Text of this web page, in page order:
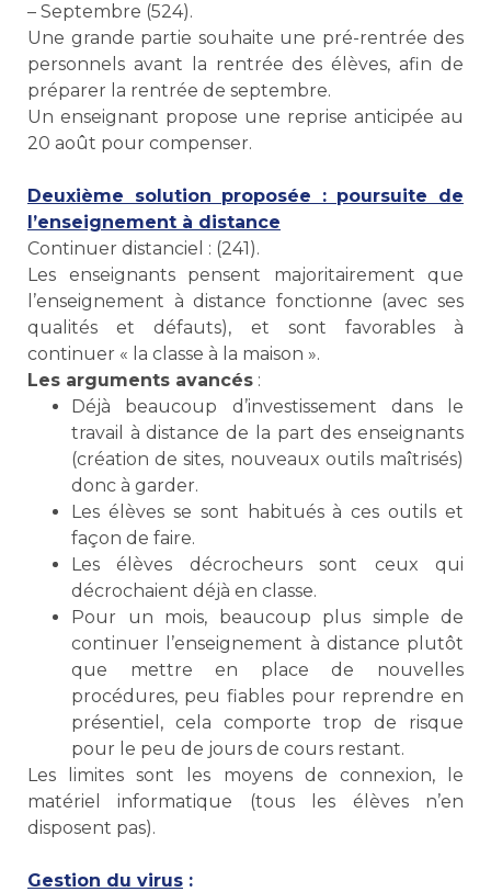
– Septembre (524).
Une grande partie souhaite une pré-rentrée des
personnels avant la rentrée des élèves, afin de
préparer la rentrée de septembre.
Un enseignant propose une reprise anticipée au
20 août pour compenser.
Deuxième solution proposée : poursuite de
l’enseignement à distance
Continuer distanciel : (241).
Les enseignants pensent majoritairement que
l’enseignement à distance fonctionne (avec ses
qualités et défauts), et sont favorables à
continuer « la classe à la maison ».
Les arguments avancés :
Déjà beaucoup d’investissement dans le
travail à distance de la part des enseignants
(création de sites, nouveaux outils maîtrisés)
donc à garder.
Les élèves se sont habitués à ces outils et
façon de faire.
Les élèves décrocheurs sont ceux qui
décrochaient déjà en classe.
Pour un mois, beaucoup plus simple de
continuer l’enseignement à distance plutôt
que mettre en place de nouvelles
procédures, peu fiables pour reprendre en
présentiel, cela comporte trop de risque
pour le peu de jours de cours restant.
Les limites sont les moyens de connexion, le
matériel informatique (tous les élèves n’en
disposent pas).
Gestion du virus :